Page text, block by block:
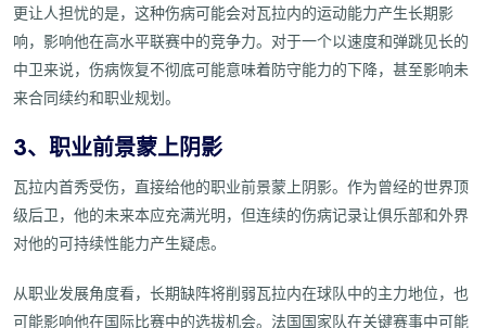
更让人担忧的是，这种伤病可能会对瓦拉内的运动能力产生长期影
响，影响他在高水平联赛中的竞争力。对于一个以速度和弹跳见长的
中卫来说，伤病恢复不彻底可能意味着防守能力的下降，甚至影响未
来合同续约和职业规划。
3、职业前景蒙上阴影
瓦拉内首秀受伤，直接给他的职业前景蒙上阴影。作为曾经的世界顶
级后卫，他的未来本应充满光明，但连续的伤病记录让俱乐部和外界
对他的可持续性能力产生疑虑。
从职业发展角度看，长期缺阵将削弱瓦拉内在球队中的主力地位，也